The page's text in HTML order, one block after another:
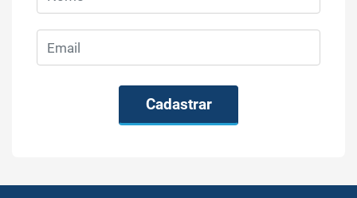
Cadastrar